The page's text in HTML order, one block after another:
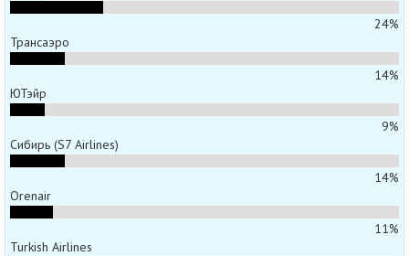
24%
Трансаэро
14%
ЮТэйр
9%
Сибирь (S7 Airlines)
14%
Orenair
11%
Turkish Airlines